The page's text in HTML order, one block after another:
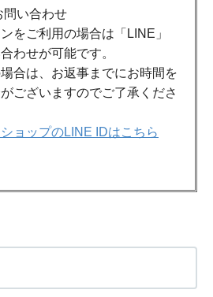
問い合わせ
をご利用の場合は「LINE」
わせが可能です。
合は、お返事までにお時間を
ございますのでご了承くださ
ョップのLINE IDはこちら